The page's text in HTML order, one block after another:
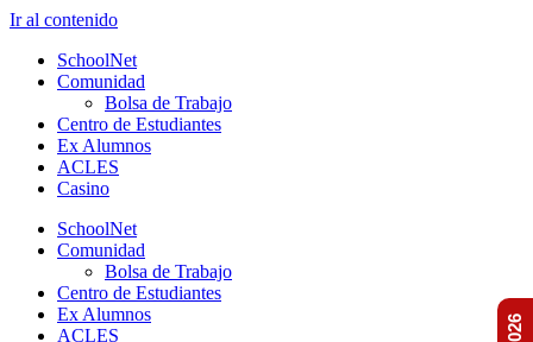
Ir al contenido
SchoolNet
Comunidad
Bolsa de Trabajo
Centro de Estudiantes
Ex Alumnos
ACLES
Casino
SchoolNet
Comunidad
Bolsa de Trabajo
Centro de Estudiantes
Ex Alumnos
ACLES